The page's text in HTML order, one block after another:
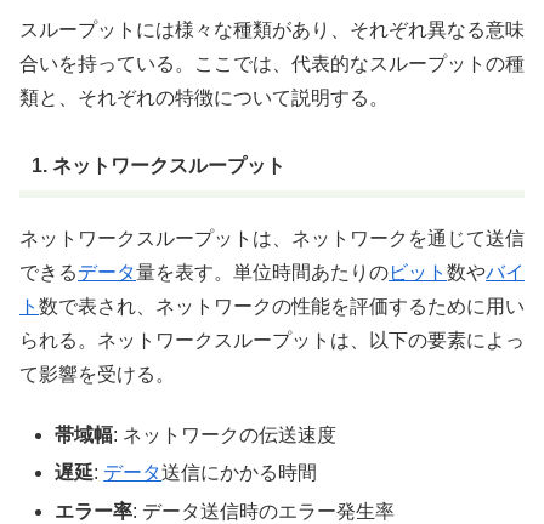
スループットには様々な種類があり、それぞれ異なる意味
合いを持っている。ここでは、代表的なスループットの種
類と、それぞれの特徴について説明する。
1. ネットワークスループット
ネットワークスループットは、ネットワークを通じて送信
できるデータ量を表す。単位時間あたりのビット 数やバイ
ト 数で表され、ネットワークの性能を評価するために用い
られる。ネットワークスループットは、以下の要素によっ
て影響を受ける。
帯域幅: ネットワークの伝送速度
遅延: データ送信にかかる時間
エラー率: データ送信時のエラー発生率